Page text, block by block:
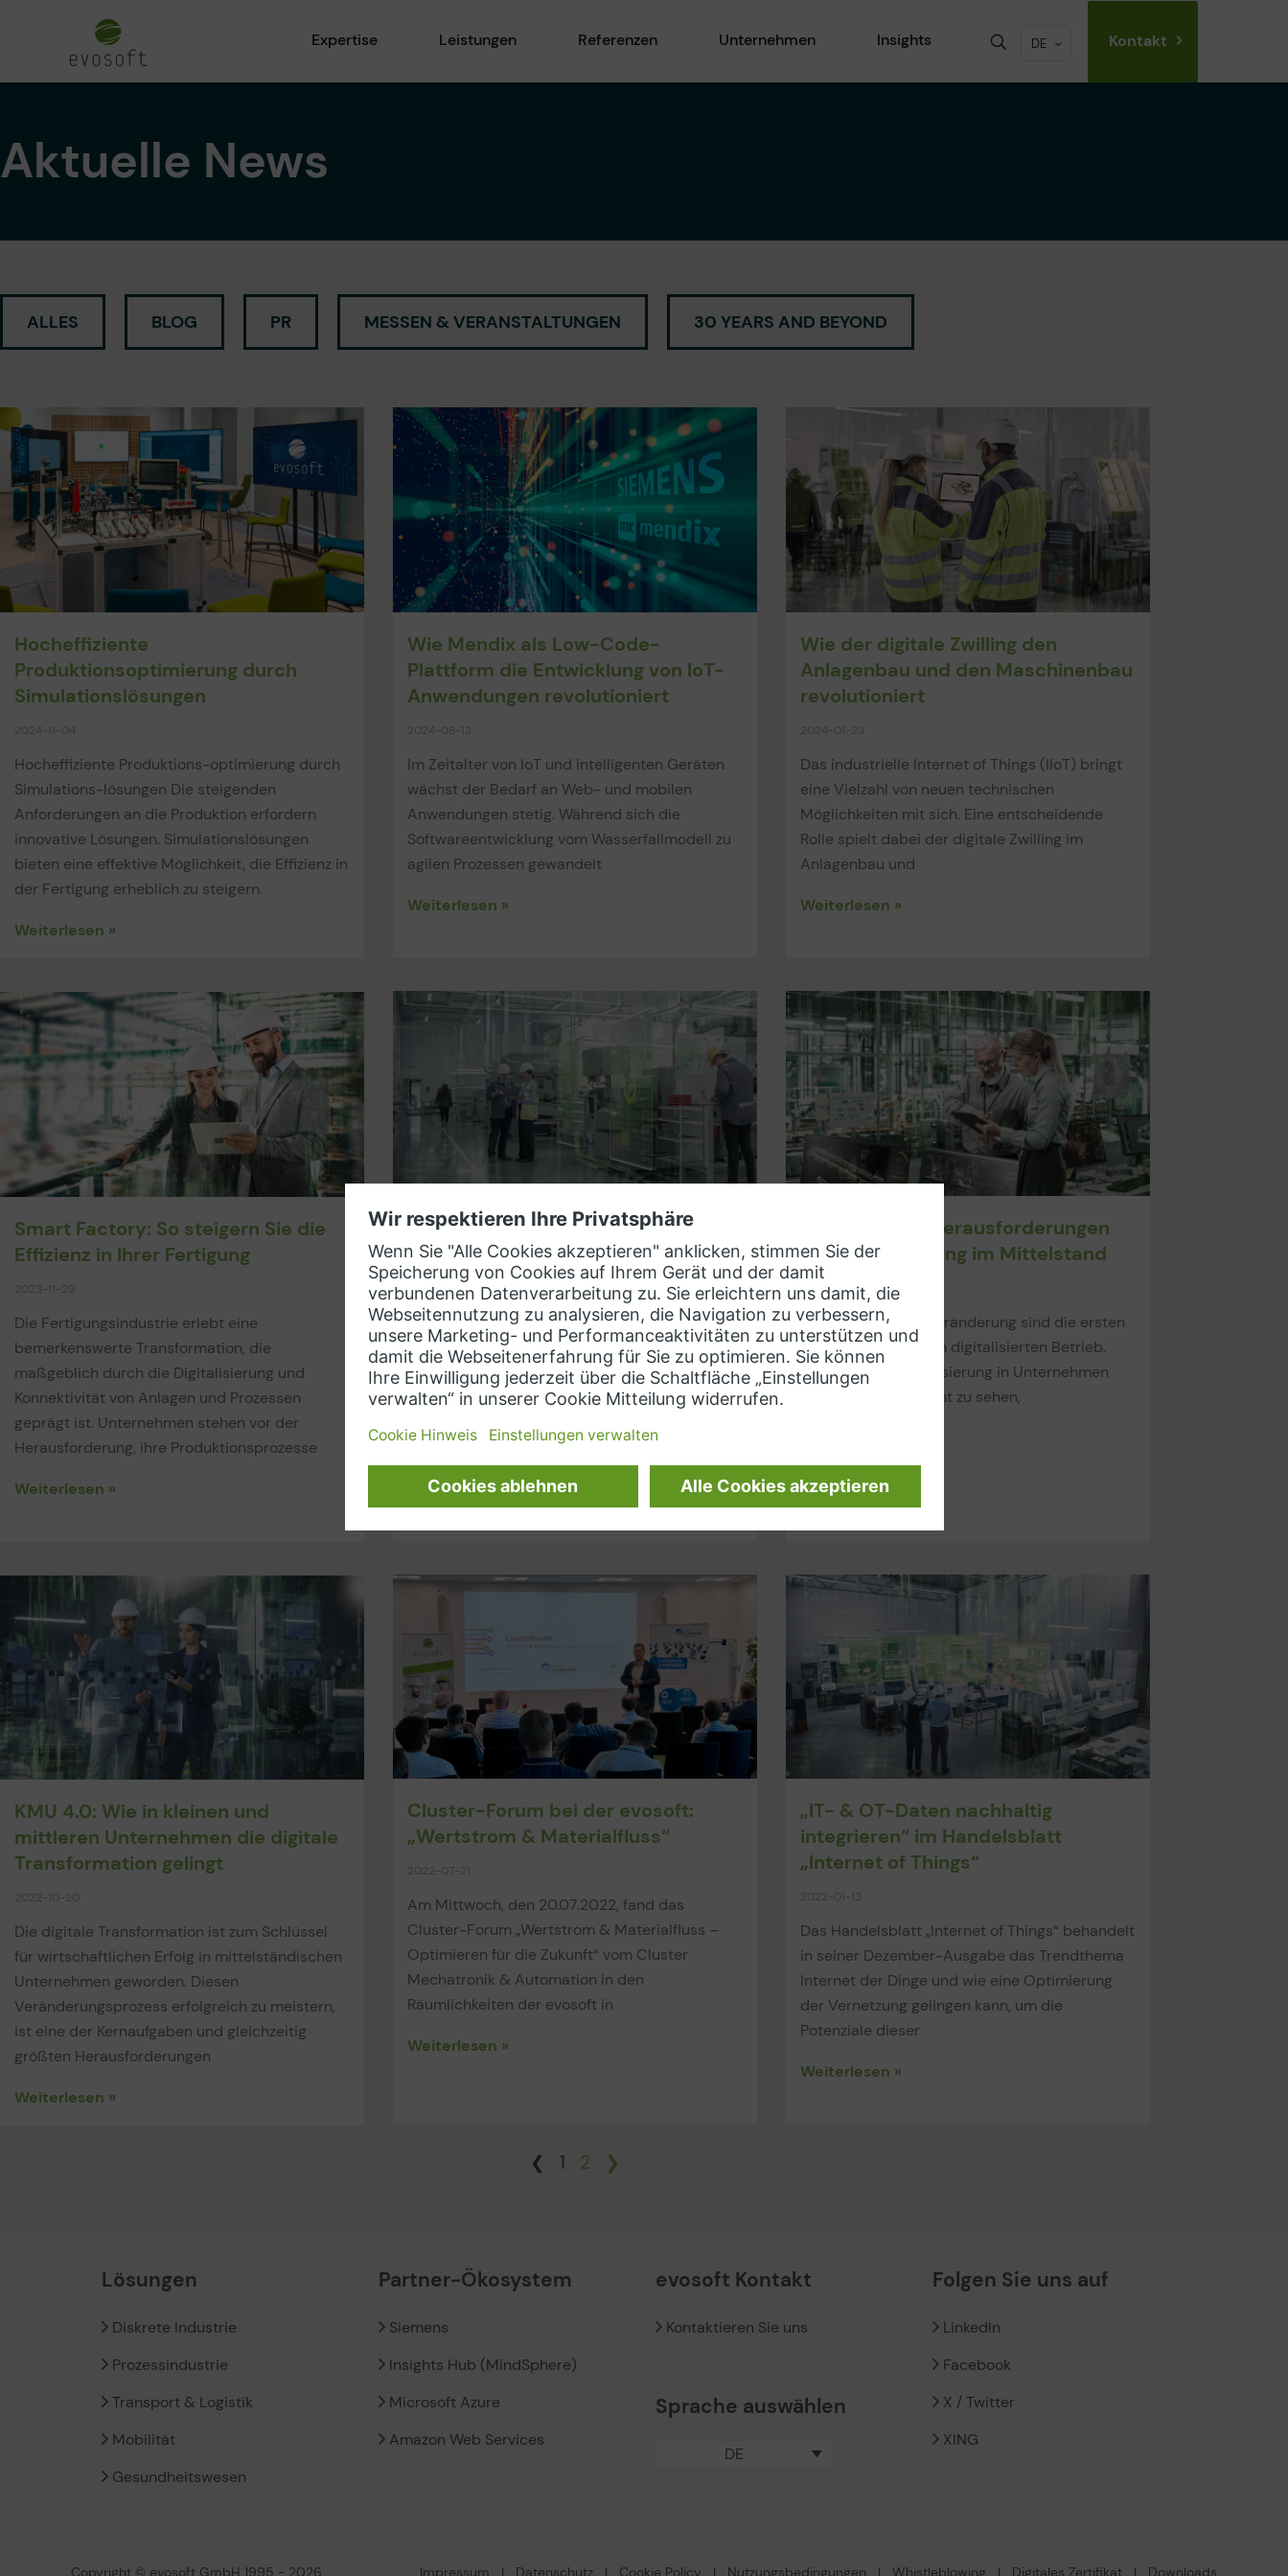
Expertise Leistungen Referenzen Unternehmen Insights DE Kontakt
Aktuelle News
ALLES BLOG PR MESSEN & VERANSTALTUNGEN 30 YEARS AND BEYOND
Hocheffiziente
Produktionsoptimierung durch
Simulationslösungen
2024-11-04
Hocheffiziente Produktions-optimierung durch
Simulations-lösungen Die steigenden
Anforderungen an die Produktion erfordern
innovative Lösungen. Simulationslösungen
bieten eine effektive Möglichkeit, die Effizienz in
der Fertigung erheblich zu steigern.
Weiterlesen »
Wie Mendix als Low-Code-
Plattform die Entwicklung von IoT-
Anwendungen revolutioniert
2024-08-13
Im Zeitalter von IoT und intelligenten Geräten
wächst der Bedarf an Web- und mobilen
Anwendungen stetig. Während sich die
Softwareentwicklung vom Wasserfallmodell zu
agilen Prozessen gewandelt
Weiterlesen »
Wie der digitale Zwilling den
Anlagenbau und den Maschinenbau
revolutioniert
2024-01-23
Das industrielle Internet of Things (IIoT) bringt
eine Vielzahl von neuen technischen
Möglichkeiten mit sich. Eine entscheidende
Rolle spielt dabei der digitale Zwilling im
Anlagenbau und
Weiterlesen »
Smart Factory: So steigern Sie die
Effizienz in Ihrer Fertigung
2023-11-29
Die Fertigungsindustrie erlebt eine
bemerkenswerte Transformation, die
maßgeblich durch die Digitalisierung und
Konnektivität von Anlagen und Prozessen
geprägt ist. Unternehmen stehen vor der
Herausforderung, ihre Produktionsprozesse
Weiterlesen »
Konnektivität: Die erfolgreiche
Verbindung von IT- und
OT‑Netzwerken in Unternehmen
2023-03-16
Schöpfen Sie das Potenzial Ihrer Daten voll aus,
indem Sie IT und OT in Ihren Betrieb erfolgreich
integrieren und Ihre Netzwerke intelligent
Weiterlesen »
Die 5 größten Herausforderungen
der Digitalisierung im Mittelstand
2022-12-01
Mut und Wille zur Veränderung sind die ersten
Schritte hin zu einem digitalisierten Betrieb.
Dabei ist die Digitalisierung in Unternehmen
nicht als kurzer Sprint zu sehen,
KMU 4.0: Wie in kleinen und
mittleren Unternehmen die digitale
Transformation gelingt
2022-10-20
Die digitale Transformation ist zum Schlüssel
für wirtschaftlichen Erfolg in mittelständischen
Unternehmen geworden. Diesen
Veränderungsprozess erfolgreich zu meistern,
ist eine der Kernaufgaben und gleichzeitig
größten Herausforderungen
Weiterlesen »
Cluster-Forum bei der evosoft:
„Wertstrom & Materialfluss“
2022-07-21
Am Mittwoch, den 20.07.2022, fand das
Cluster-Forum „Wertstrom & Materialfluss –
Optimieren für die Zukunft“ vom Cluster
Mechatronik & Automation in den
Räumlichkeiten der evosoft in
Weiterlesen »
„IT- & OT-Daten nachhaltig
integrieren“ im Handelsblatt
„Internet of Things“
2022-01-13
Das Handelsblatt „Internet of Things“ behandelt
in seiner Dezember-Ausgabe das Trendthema
Internet der Dinge und wie eine Optimierung
der Vernetzung gelingen kann, um die
Potenziale dieser
Weiterlesen »
❮ 1 2 ❯
Lösungen
Diskrete Industrie
Prozessindustrie
Transport & Logistik
Mobilität
Gesundheitswesen
Partner-Ökosystem
Siemens
Insights Hub (MindSphere)
Microsoft Azure
Amazon Web Services
evosoft Kontakt
Kontaktieren Sie uns
Sprache auswählen
DE
Folgen Sie uns auf
LinkedIn
Facebook
X / Twitter
XING
Copyright © evosoft GmbH 1995 - 2026 Impressum | Datenschutz | Cookie Policy | Nutzungsbedingungen | Whistleblowing | Digitales Zertifikat | Downloads